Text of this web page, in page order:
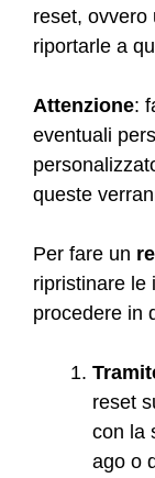
reset, ovvero
riportarle a
Attenzione:
eventuali
queste
Per fare un
ripristinare le
procedere in
reset
con la
ago o